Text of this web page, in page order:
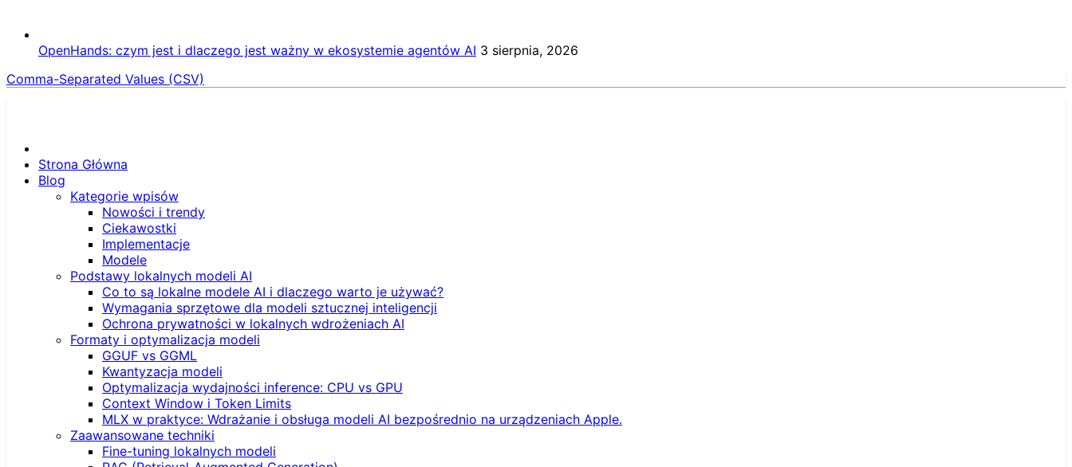
OpenHands: czym jest i dlaczego jest ważny w ekosystemie agentów AI 3 sierpnia, 2026
Comma-Separated Values (CSV)
Strona Główna
Blog
Kategorie wpisów
Nowości i trendy
Ciekawostki
Implementacje
Modele
Podstawy lokalnych modeli AI
Co to są lokalne modele AI i dlaczego warto je używać?
Wymagania sprzętowe dla modeli sztucznej inteligencji
Ochrona prywatności w lokalnych wdrożeniach AI
Formaty i optymalizacja modeli
GGUF vs GGML
Kwantyzacja modeli
Optymalizacja wydajności inference: CPU vs GPU
Context Window i Token Limits
MLX w praktyce: Wdrażanie i obsługa modeli AI bezpośrednio na urządzeniach Apple.
Zaawansowane techniki
Fine-tuning lokalnych modeli